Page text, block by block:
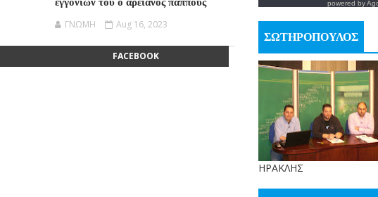
ΓΝΩΜΗ Aug 16, 2023
FACEBOOK
powered by
ΣΩΤΗΡΟΠΟΥΛΟΣ
ΗΡΑΚΛΗΣ